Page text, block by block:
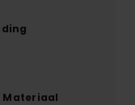
Materiaal